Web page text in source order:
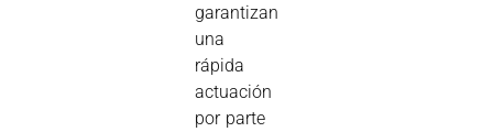
garantizan
una
rápida
actuación
por parte